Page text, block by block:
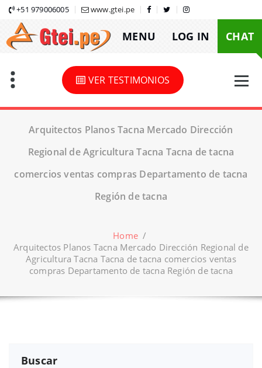
Skip
content
+51 979006005 www.gtei.pe
MENU LOG IN CHAT
VER TESTIMONIOS
Arquitectos Planos Tacna Mercado Dirección
Regional de Agricultura Tacna Tacna de tacna
comercios ventas compras Departamento de tacna
Región de tacna
Home /
Arquitectos Planos Tacna Mercado Dirección Regional de
Agricultura Tacna Tacna de tacna comercios ventas
compras Departamento de tacna Región de tacna
Buscar